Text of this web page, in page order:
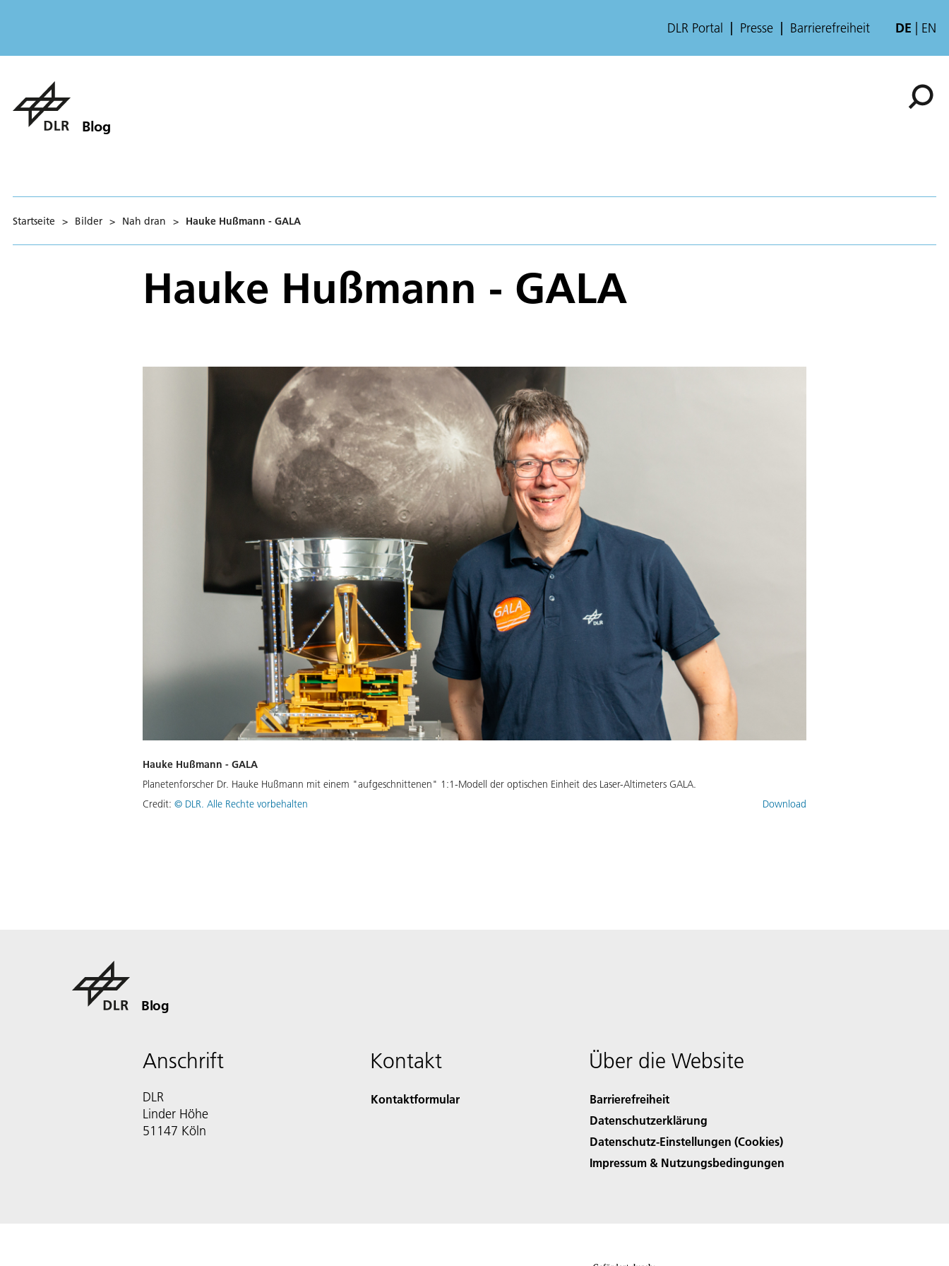
DLR Portal Presse Barrierefreiheit DE EN
Blog
Startseite > Bilder > Nah dran > Hauke Hußmann - GALA
Hauke Hußmann - GALA
Hauke Hußmann - GALA
Planetenforscher Dr. Hauke Hußmann mit einem "aufgeschnittenen" 1:1-Modell der optischen Einheit des Laser-Altimeters GALA.
Credit: © DLR. Alle Rechte vorbehalten Download
Blog
Anschrift
DLR
Linder Höhe
51147 Köln
Kontakt
Kontaktformular
Über die Website
Barrierefreiheit
Datenschutzerklärung
Datenschutz-Einstellungen (Cookies)
Impressum & Nutzungsbedingungen